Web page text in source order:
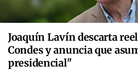
Joaquín Lavín descarta
Condes y anuncia que
presidencial"